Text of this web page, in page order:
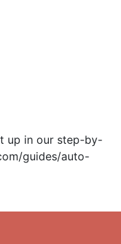
up in our step-by-
guides/auto-